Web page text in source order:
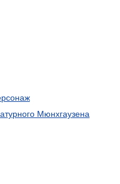
Мюнхгаузена